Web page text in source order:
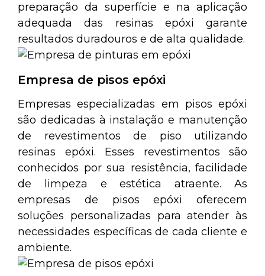
preparação da superfície e na aplicação
adequada das resinas epóxi garante
resultados duradouros e de alta qualidade.
Empresa de pisos epóxi
Empresas especializadas em pisos epóxi
são dedicadas à instalação e manutenção
de revestimentos de piso utilizando
resinas epóxi. Esses revestimentos são
conhecidos por sua resistência, facilidade
de limpeza e estética atraente. As
empresas de pisos epóxi oferecem
soluções personalizadas para atender às
necessidades específicas de cada cliente e
ambiente.